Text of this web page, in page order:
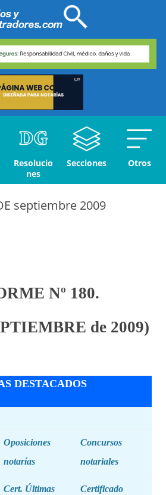
Resolucio
nes
Secciones Otros
septiembre 2009
Nº 180.
de 2009)
DESTACADOS
Oposiciones
notarías
Concursos
notariales
Cert. Últimas
Certificado